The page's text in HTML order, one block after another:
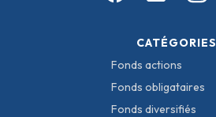
CATÉGORIES
Fonds actions
Fonds obligataires
Fonds diversifiés